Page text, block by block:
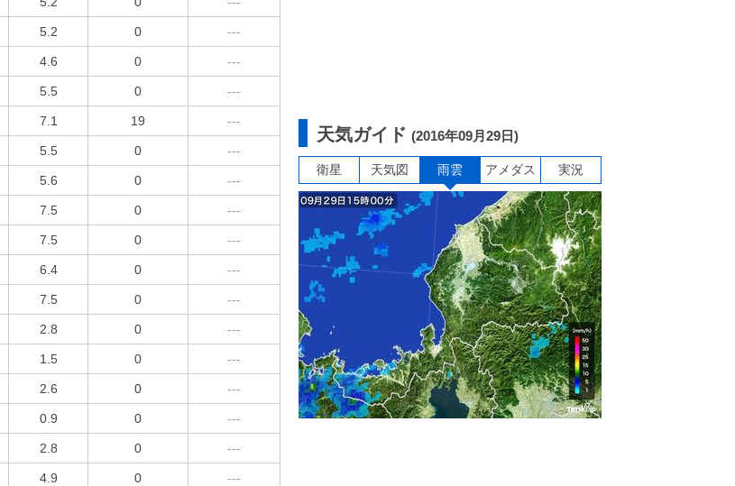
5.2 0 ---
4.6 0 ---
5.5 0 ---
7.1 19 ---
5.5 0 ---
5.6 0 ---
7.5 0 ---
7.5 0 ---
6.4 0 ---
7.5 0 ---
2.8 0 ---
1.5 0 ---
2.6 0 ---
0.9 0 ---
2.8 0 ---
4.9 0 ---
天気ガイド (2016年09月29日)
衛星 天気図 雨雲 アメダス 実況